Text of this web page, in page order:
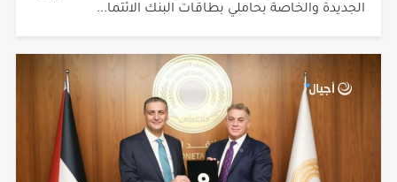
الجديدة والخاصة بحاملي بطاقات البنك الائتما...